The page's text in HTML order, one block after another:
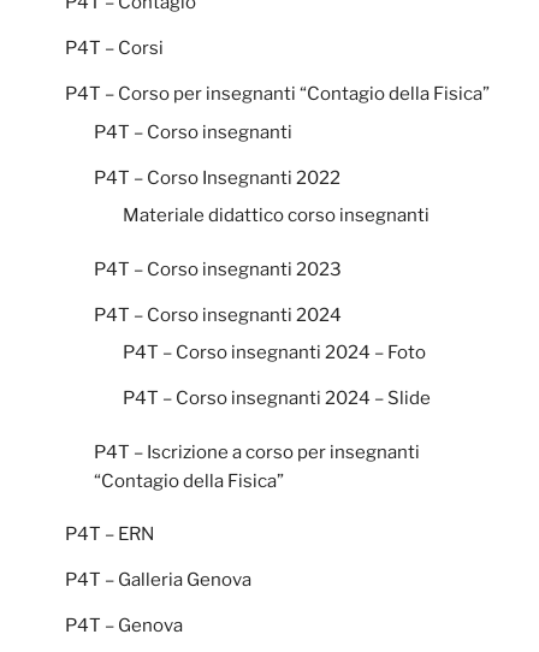
P4T – Corsi
P4T – Corso per insegnanti “Contagio della Fisica”
P4T – Corso insegnanti
P4T – Corso Insegnanti 2022
Materiale didattico corso insegnanti
P4T – Corso insegnanti 2023
P4T – Corso insegnanti 2024
P4T – Corso insegnanti 2024 – Foto
P4T – Corso insegnanti 2024 – Slide
P4T – Iscrizione a corso per insegnanti
“Contagio della Fisica”
P4T – ERN
P4T – Galleria Genova
P4T – Genova